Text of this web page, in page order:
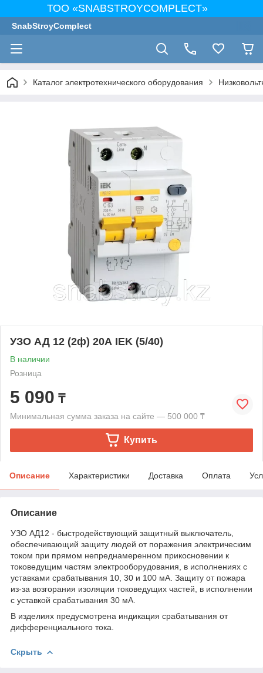
ТОО «SNABSTROYCOMPLECT»
SnabStroyComplect
Каталог электротехнического оборудования
УЗО АД 12 (2ф) 20А IEK (5/40)
В наличии
Розница
5 090 ₸
Минимальная сумма заказа на сайте — 500 000 ₸
Купить
Описание Характеристики Доставка Оплата
Описание
УЗО АД12 - быстродействующий защитный выключатель,
обеспечивающий защиту людей от поражения электрическим
током при прямом непреднамеренном прикосновении к
токоведущим частям электрооборудования, в исполнениях с
уставками срабатывания 10, 30 и 100 мА. Защиту от пожара
из-за возгорания изоляции токоведущих частей, в исполнении
с уставкой срабатывания 30 мА.
В изделиях предусмотрена индикация срабатывания от
дифференциального тока.
Скрыть